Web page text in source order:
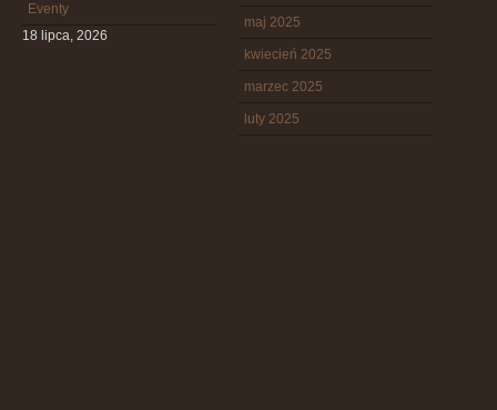
Eventy
18 lipca, 2026
maj 2025
kwiecień 2025
marzec 2025
luty 2025